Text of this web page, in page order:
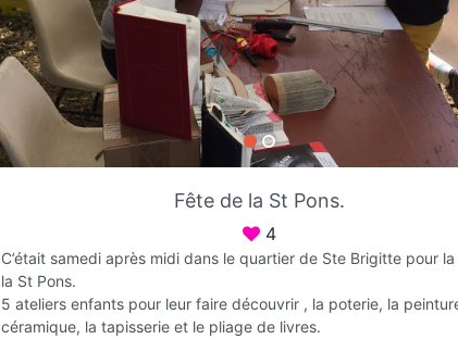
Fréjus
Favori Contacter
Ouvert jusqu'à 18:00
Fête de la St Pons.
4
C’était samedi après midi dans le quartier de Ste Brigitte pour
la St Pons.
5 ateliers enfants pour leur faire découvrir , la poterie, la
céramique, la tapisserie et le pliage de livres.